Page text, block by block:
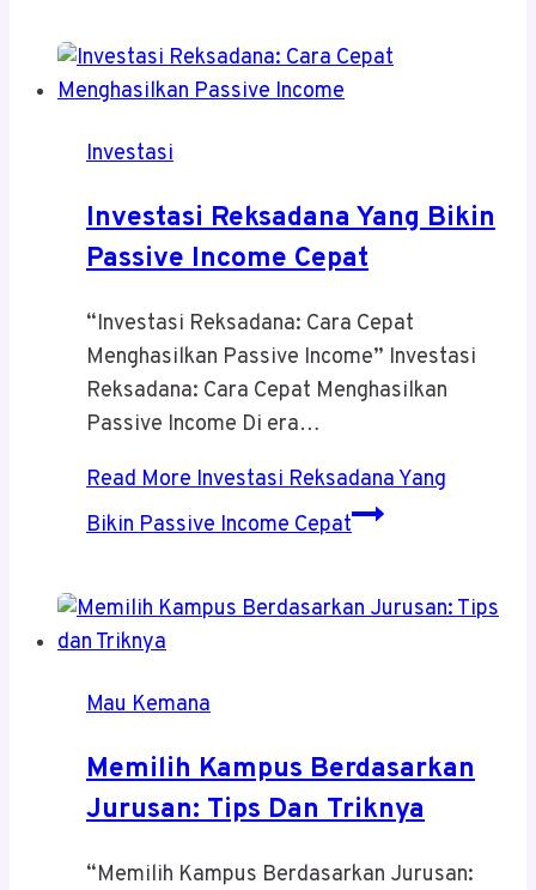
Investasi
Investasi Reksadana Yang Bikin
Passive Income Cepat
“Investasi Reksadana: Cara Cepat
Menghasilkan Passive Income” Investasi
Reksadana: Cara Cepat Menghasilkan
Passive Income Di era…
Read MoreInvestasi Reksadana Yang
Bikin Passive Income Cepat
Mau Kemana
Memilih Kampus Berdasarkan
Jurusan: Tips Dan Triknya
“Memilih Kampus Berdasarkan Jurusan: